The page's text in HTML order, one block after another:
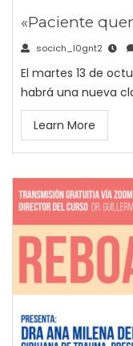
«Paciente
socich_l0gnt2
El martes 13 de
habrá una nueva
Learn More